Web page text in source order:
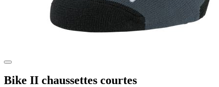
Bike II chaussettes courtes